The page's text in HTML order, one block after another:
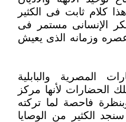
‏كلام ثابت فى الكثير
الإنسانى مستمر فى
وزمانه الذى يعيش
المصرية والبابلية
الحضارات لأنها مركز
فاحصة لما تركته
الكثير من الوصايا